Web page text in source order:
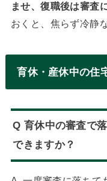
ませ、復職後は審査
おくと、焦らず冷静
育休・産休中の住
Q 育休中の審査で
できますか？